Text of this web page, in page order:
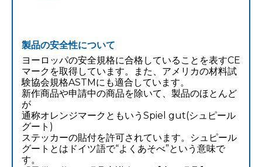
製品の安全性について
ヨーロッパの安全規格に合格していることを表すCE
マークを取得しています。また、アメリカの材料試
験協会規格ASTMにも適合しています。
新作商品や申請中の商品を除いて、製品のほとんど
が
通称オレンジマークともいうSpiel gut(シュピール
グート)
ステッカーの貼付を許可されています。シュピール
グートとはドイツ語で“よくあそべ”という意味で
す。